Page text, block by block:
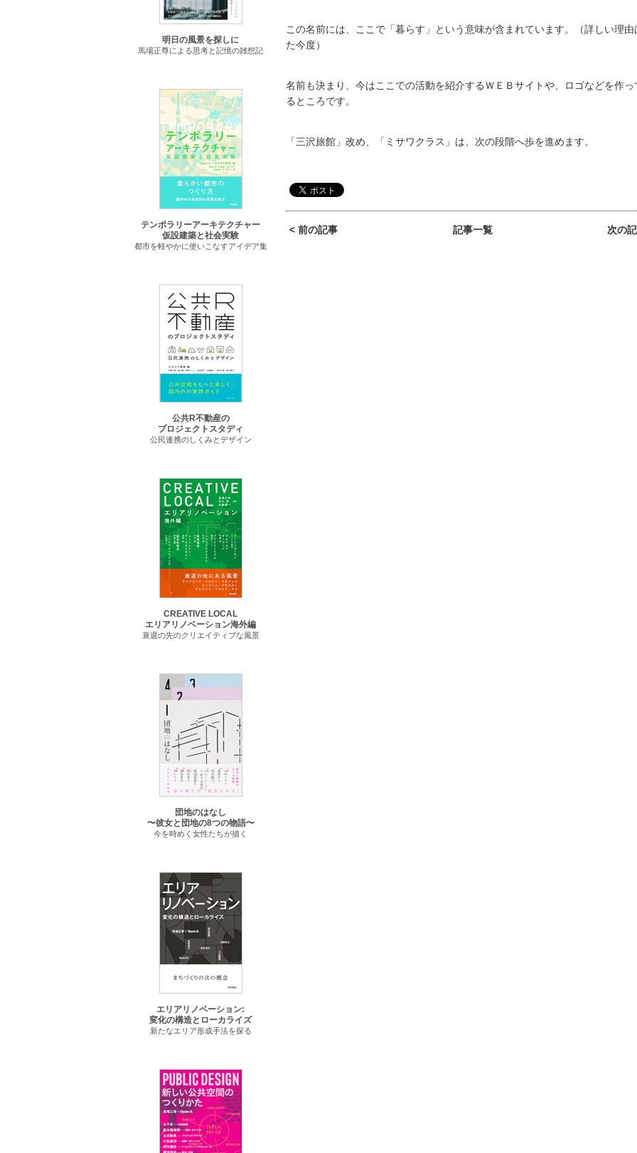
この名前には、ここで「暮らす」という意味が含まれています。（詳しい理由
た今度）
名前も決まり、今はここでの活動を紹介するＷＥＢサイトや、ロゴなどを作っ
るところです。
「三沢旅館」改め、「ミサワクラス」は、次の段階へ歩を進めます。
< 前の記事 記事一覧 次の
明日の風景を探しに
馬場正尊による思考と記憶の雑想記
テンポラリーアーキテクチャー
仮設建築と社会実験
都市を軽やかに使いこなすアイデア集
公共R不動産の
プロジェクトスタディ
公民連携のしくみとデザイン
CREATIVE LOCAL
エリアリノベーション海外編
衰退の先のクリエイティブな風景
団地のはなし
〜彼女と団地の8つの物語〜
今を時めく女性たちが描く
エリアリノベーション:
変化の構造とローカライズ
新たなエリア形成手法を探る